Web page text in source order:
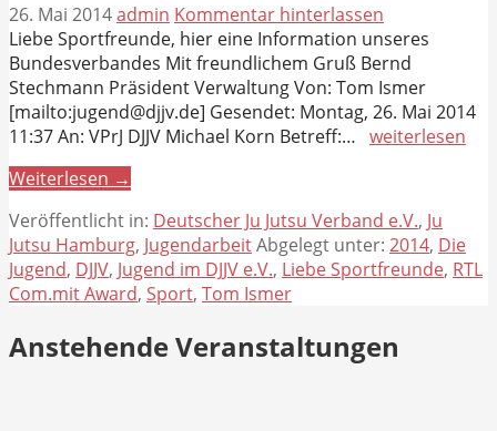
26. Mai 2014admin Kommentar hinterlassen
Liebe Sportfreunde, hier eine Information unseres
Bundesverbandes Mit freundlichem Gruß Bernd
Stechmann Präsident Verwaltung Von: Tom Ismer
[mailto:jugend@djjv.de] Gesendet: Montag, 26. Mai 2014
11:37 An: VPrJ DJJV Michael Korn Betreff:… weiterlesen
Weiterlesen →
Veröffentlicht in: Deutscher Ju Jutsu Verband e.V., Ju
Jutsu Hamburg, JugendarbeitAbgelegt unter: 2014, Die
Jugend, DJJV, Jugend im DJJV e.V., Liebe Sportfreunde, RTL
Com.mit Award, Sport, Tom Ismer
Anstehende Veranstaltungen